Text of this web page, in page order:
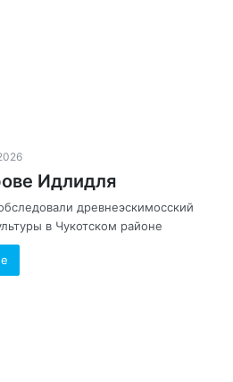
Идлидля
древнеэскимосский
в Чукотском районе